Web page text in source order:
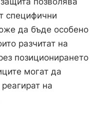
специфични
да бъде особено
разчитат на
позиционирането
могат да
на